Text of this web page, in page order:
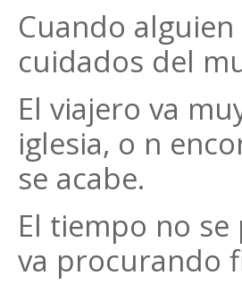
Cuando
cuidados del
El viajero va
iglesia, o n
se acabe.
El tiempo no
va procurando